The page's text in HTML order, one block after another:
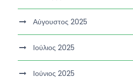
Αύγουστος 2025
Ιούλιος 2025
Ιούνιος 2025